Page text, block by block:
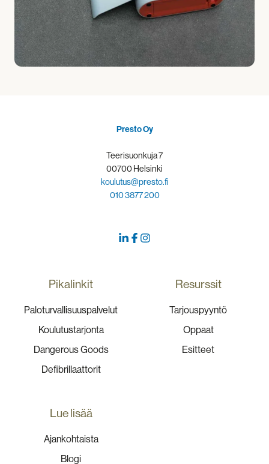
Presto Oy
Teerisuonkuja 7
00700 Helsinki
koulutus@presto.fi
010 3877 200
Pikalinkit
Paloturvallisuuspalvelut
Koulutustarjonta
Dangerous Goods
Defibrillaattorit
Resurssit
Tarjouspyyntö
Oppaat
Esitteet
Lue lisää
Ajankohtaista
Blogi